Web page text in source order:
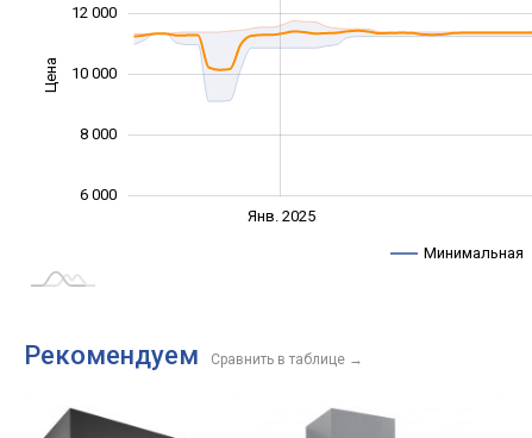
Цена 10 000
6 000
8 000
10 000
12 000
Янв. 2025
Минимальная
Рекомендуем Сравнить в таблице →